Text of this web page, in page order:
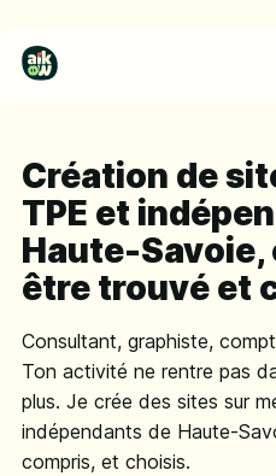
Création de
TPE et
Haute-
être trouvé et
Consultant, graphiste,
Ton activité ne rentre pas
plus. Je crée des sites sur
indépendants de Haute-
compris, et choisis.